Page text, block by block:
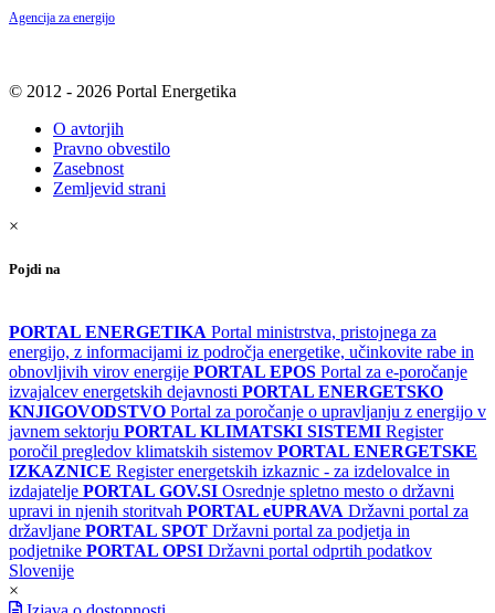
Agencija za energijo
© 2012 - 2026 Portal Energetika
O avtorjih
Pravno obvestilo
Zasebnost
Zemljevid strani
×
Pojdi na
PORTAL ENERGETIKA Portal ministrstva, pristojnega za
energijo, z informacijami iz področja energetike, učinkovite rabe in
obnovljivih virov energije PORTAL EPOS Portal za e-poročanje
izvajalcev energetskih dejavnosti PORTAL ENERGETSKO
KNJIGOVODSTVO Portal za poročanje o upravljanju z energijo v
javnem sektorju PORTAL KLIMATSKI SISTEMI Register
poročil pregledov klimatskih sistemov PORTAL ENERGETSKE
IZKAZNICE Register energetskih izkaznic - za izdelovalce in
izdajatelje PORTAL GOV.SI Osrednje spletno mesto o državni
upravi in njenih storitvah PORTAL eUPRAVA Državni portal za
državljane PORTAL SPOT Državni portal za podjetja in
podjetnike PORTAL OPSI Državni portal odprtih podatkov
Slovenije
×